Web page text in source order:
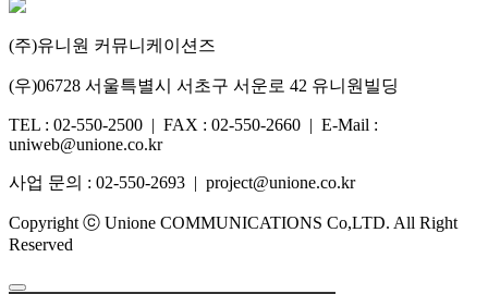
(주)유니원 커뮤니케이션즈
(우)06728 서울특별시 서초구 서운로 42 유니원빌딩
TEL : 02-550-2500 | FAX : 02-550-2660 | E-Mail :
uniweb@unione.co.kr
사업 문의 : 02-550-2693 | project@unione.co.kr
Copyright ⓒ Unione COMMUNICATIONS Co,LTD. All Right
Reserved